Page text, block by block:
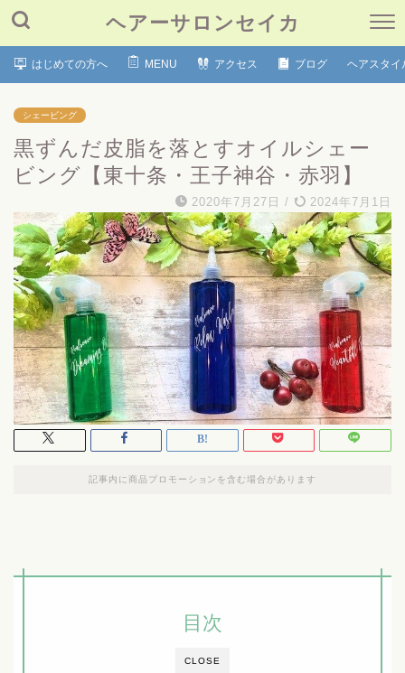
ヘアーサロンセイカ
はじめての方へ MENU アクセス ブログ ヘアスタイ
シェービング
黒ずんだ皮脂を落とすオイルシェー
ビング【東十条・王子神谷・赤羽】
2020年7月27日 / 2024年7月1日
記事内に商品プロモーションを含む場合があります
CLOSE
目次